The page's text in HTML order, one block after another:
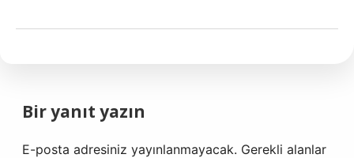
Bir yanıt yazın
E-posta adresiniz yayınlanmayacak. Gerekli alanlar